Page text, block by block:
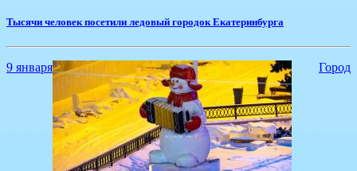
Тысячи человек посетили ледовый городок Екатеринбурга
9 января Город